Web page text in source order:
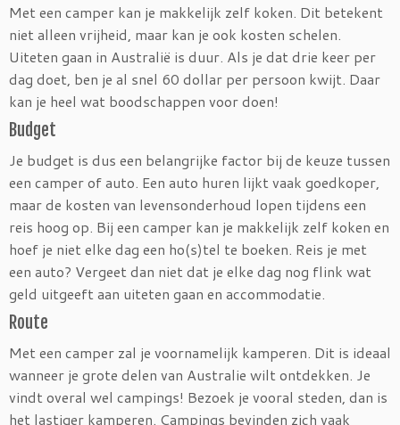
Met een camper kan je makkelijk zelf koken. Dit betekent
niet alleen vrijheid, maar kan je ook kosten schelen.
Uiteten gaan in Australië is duur. Als je dat drie keer per
dag doet, ben je al snel 60 dollar per persoon kwijt. Daar
kan je heel wat boodschappen voor doen!
Budget
Je budget is dus een belangrijke factor bij de keuze tussen
een camper of auto. Een auto huren lijkt vaak goedkoper,
maar de kosten van levensonderhoud lopen tijdens een
reis hoog op. Bij een camper kan je makkelijk zelf koken en
hoef je niet elke dag een ho(s)tel te boeken. Reis je met
een auto? Vergeet dan niet dat je elke dag nog flink wat
geld uitgeeft aan uiteten gaan en accommodatie.
Route
Met een camper zal je voornamelijk kamperen. Dit is ideaal
wanneer je grote delen van Australie wilt ontdekken. Je
vindt overal wel campings! Bezoek je vooral steden, dan is
het lastiger kamperen. Campings bevinden zich vaak